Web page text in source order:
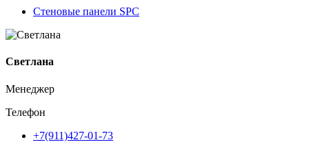
Стеновые панели SPC
Светлана
Менеджер
Телефон
+7(911)427-01-73